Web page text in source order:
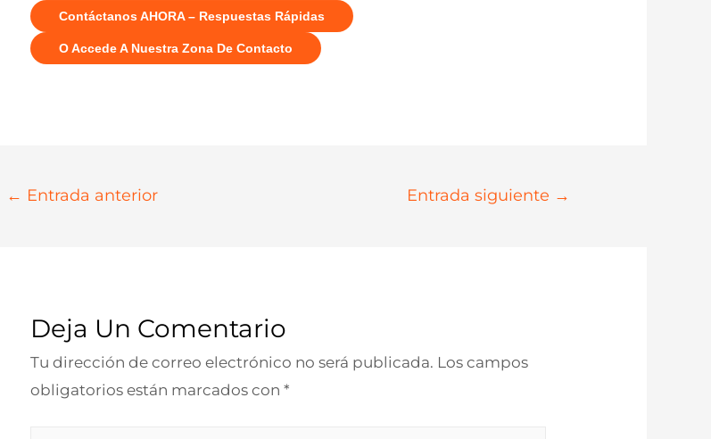
Contáctanos AHORA – Respuestas Rápidas
O Accede A Nuestra Zona De Contacto
Navegación
← Entrada anterior Entrada siguiente →
Deja Un Comentario
Tu dirección de correo electrónico no será publicada. Los campos
obligatorios están marcados con*